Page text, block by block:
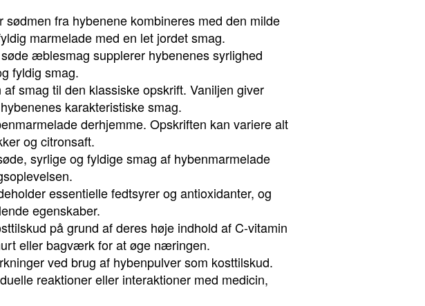
fra hybenene kombineres med den milde
marmelade med en let jordet smag.
æblesmag supplerer hybenenes syrlighed
fyldig smag.
smag til den klassiske opskrift. Vaniljen giver
karakteristiske smag.
derhjemme. Opskriften kan variere alt
og citronsaft.
syrlige og fyldige smag af hybenmarmelade
essentielle fedtsyrer og antioxidanter, og
egenskaber.
på grund af deres høje indhold af C-vitamin
eller bagværk for at øge næringen.
ved brug af hybenpulver som kosttilskud.
reaktioner eller interaktioner med medicin,